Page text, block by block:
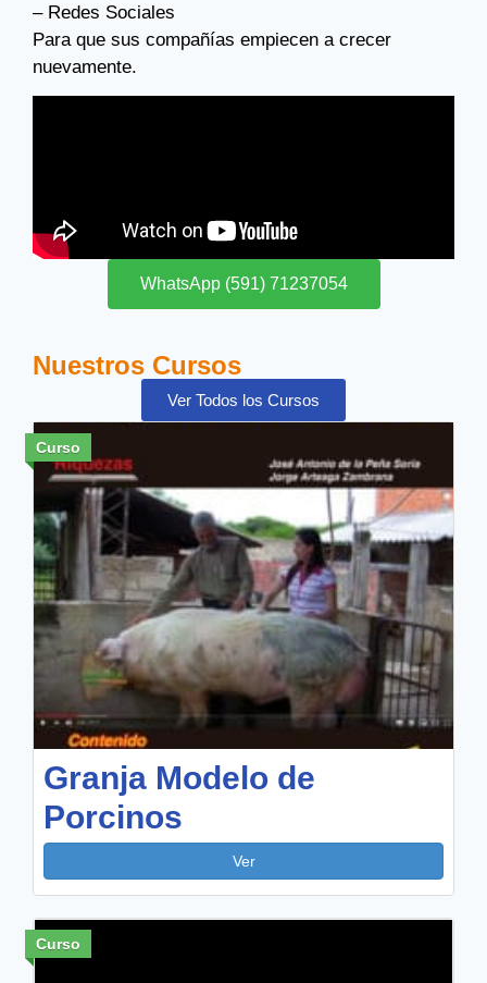
– Redes Sociales
Para que sus compañías empiecen a crecer
nuevamente.
WhatsApp (591) 71237054
Nuestros Cursos
Ver Todos los Cursos
Curso
Granja Modelo de
Porcinos
Ver
Curso